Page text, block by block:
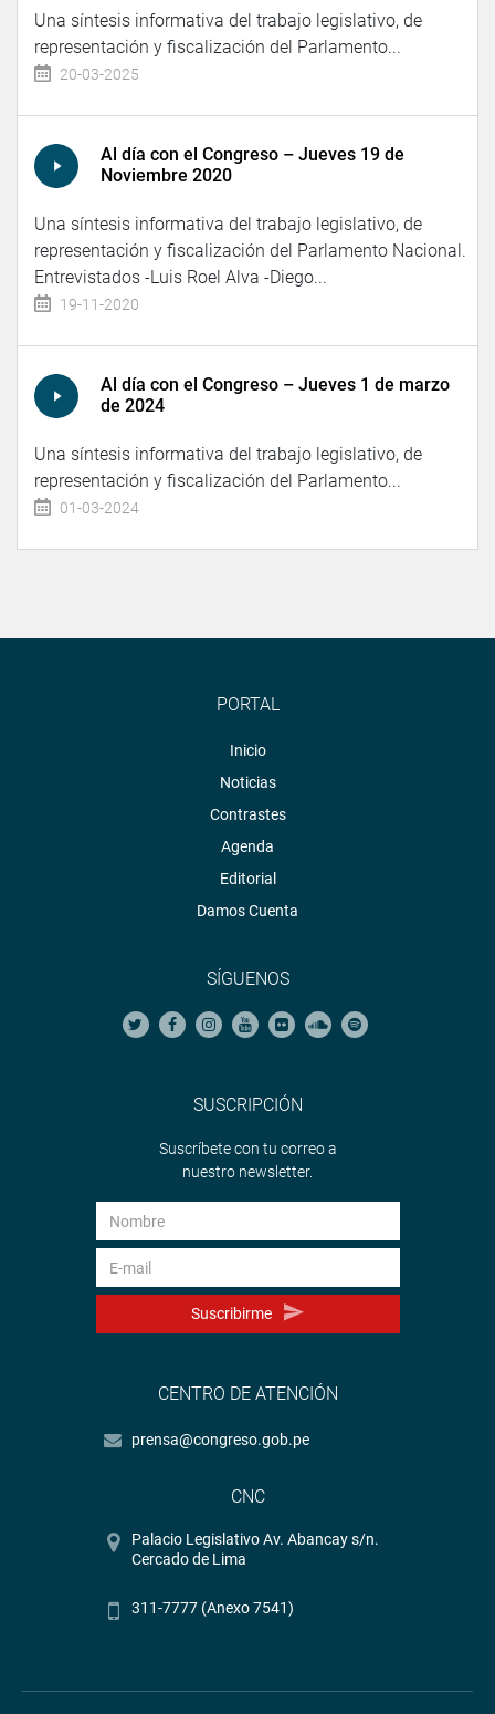
Una síntesis informativa del trabajo legislativo, de
representación y fiscalización del Parlamento...
20-03-2025
Al día con el Congreso – Jueves 19 de
Noviembre 2020
Una síntesis informativa del trabajo legislativo, de
representación y fiscalización del Parlamento Nacional.
Entrevistados -Luis Roel Alva -Diego...
19-11-2020
Al día con el Congreso – Jueves 1 de marzo
de 2024
Una síntesis informativa del trabajo legislativo, de
representación y fiscalización del Parlamento...
01-03-2024
PORTAL
Inicio
Noticias
Contrastes
Agenda
Editorial
Damos Cuenta
SÍGUENOS
SUSCRIPCIÓN
Suscríbete con tu correo a
nuestro newsletter.
Suscribirme
CENTRO DE ATENCIÓN
prensa@congreso.gob.pe
CNC
Palacio Legislativo Av. Abancay s/n.
Cercado de Lima
311-7777 (Anexo 7541)